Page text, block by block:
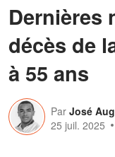
Dernières
décès de
à 55 ans
Par José
25 juil. 2025